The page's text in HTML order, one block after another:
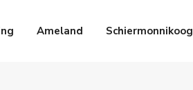
Ameland Schiermonnikoog